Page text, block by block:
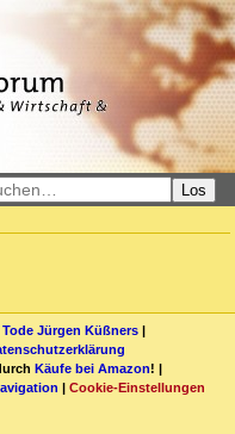
Los
Jürgen Küßners |
Käufe bei Amazon! |
| Cookie-Einstellungen